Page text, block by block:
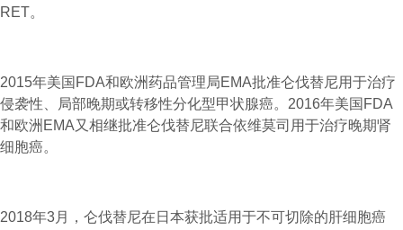
RET。
2015年美国FDA和欧洲药品管理局EMA批准仑伐替尼用于治疗
侵袭性、局部晚期或转移性分化型甲状腺癌。2016年美国FDA
和欧洲EMA又相继批准仑伐替尼联合依维莫司用于治疗晚期肾
细胞癌。
2018年3月，仑伐替尼在日本获批适用于不可切除的肝细胞癌